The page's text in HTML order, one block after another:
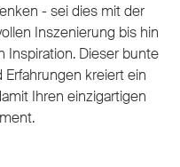
- sei dies mit der
Inszenierung bis hin
Dieser bunte
kreiert ein
Ihren einzigartigen